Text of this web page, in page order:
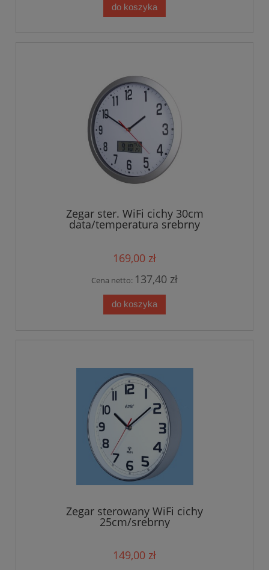
do koszyka
Zegar ster. WiFi cichy 30cm
data/temperatura srebrny
169,00 zł
Cena netto: 137,40 zł
do koszyka
Zegar sterowany WiFi cichy
25cm/srebrny
149,00 zł